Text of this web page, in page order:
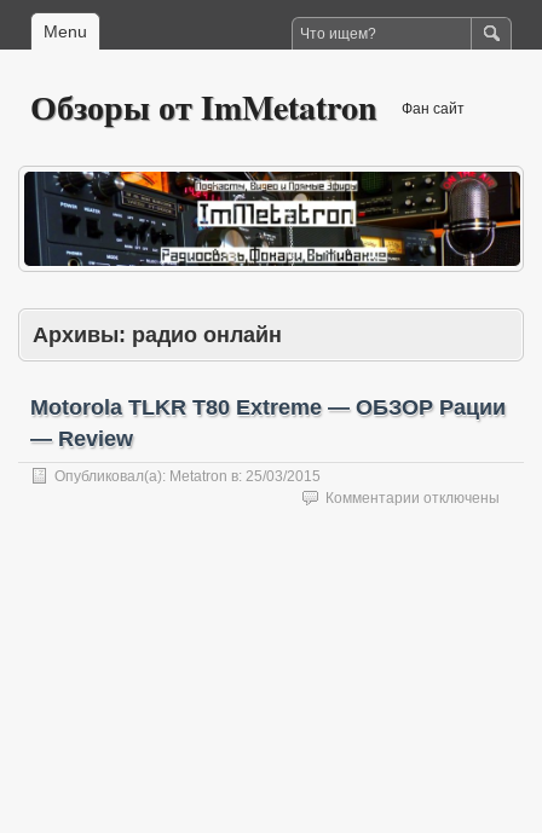
Menu
Обзоры от ImMetatron Фан сайт
Архивы: радио онлайн
Motorola TLKR T80 Extreme — ОБЗОР Рации
— Review
Опубликовал(а): Metatron в: 25/03/2015
Комментарии котключены